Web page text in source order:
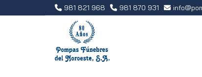
981 821 968 981 870 931 info